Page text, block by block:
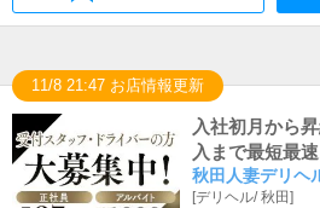
11/8 21:47 お店情報更新
入社初月から
入まで最短最
秋田人妻デリ
[デリヘル/秋田]